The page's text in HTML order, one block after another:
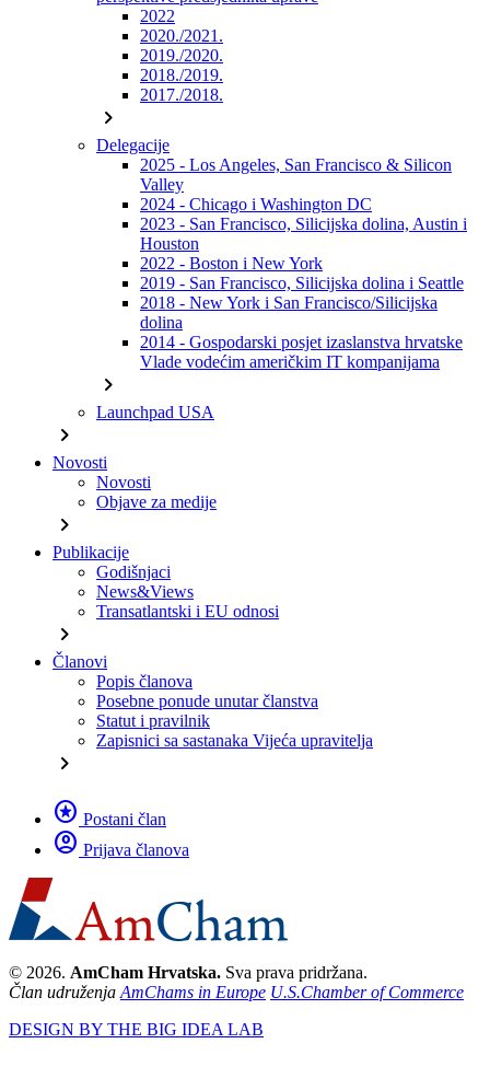
2022
2020./2021.
2019./2020.
2018./2019.
2017./2018.
chevron_right
Delegacije
2025 - Los Angeles, San Francisco & Silicon
Valley
2024 - Chicago i Washington DC
2023 - San Francisco, Silicijska dolina, Austin i
Houston
2022 - Boston i New York
2019 - San Francisco, Silicijska dolina i Seattle
2018 - New York i San Francisco/Silicijska
dolina
2014 - Gospodarski posjet izaslanstva hrvatske
Vlade vodećim američkim IT kompanijama
chevron_right
Launchpad USA
chevron_right
Novosti
Novosti
Objave za medije
chevron_right
Publikacije
Godišnjaci
News&Views
Transatlantski i EU odnosi
chevron_right
Članovi
Popis članova
Posebne ponude unutar članstva
Statut i pravilnik
Zapisnici sa sastanaka Vijeća upravitelja
chevron_right
stars Postani član
account_circle Prijava članova
© 2026. AmCham Hrvatska. Sva prava pridržana.
Član udruženja AmChams in Europe U.S.Chamber of Commerce
DESIGN BY THE BIG IDEA LAB